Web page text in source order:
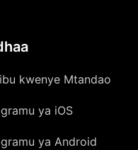
kwenye Mtandao
ya iOS
ya Android